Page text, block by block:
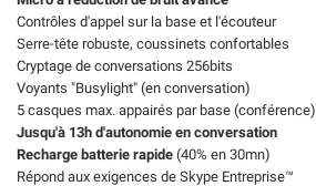
Contrôles d'appel sur la base et l'écouteur
Serre-tête robuste, coussinets confortables
Cryptage de conversations 256bits
Voyants "Busylight" (en conversation)
5 casques max. appairés par base (conférence)
Jusqu'à 13h d'autonomie en conversation
Recharge batterie rapide (40% en 30mn)
Répond aux exigences de Skype Entreprise™